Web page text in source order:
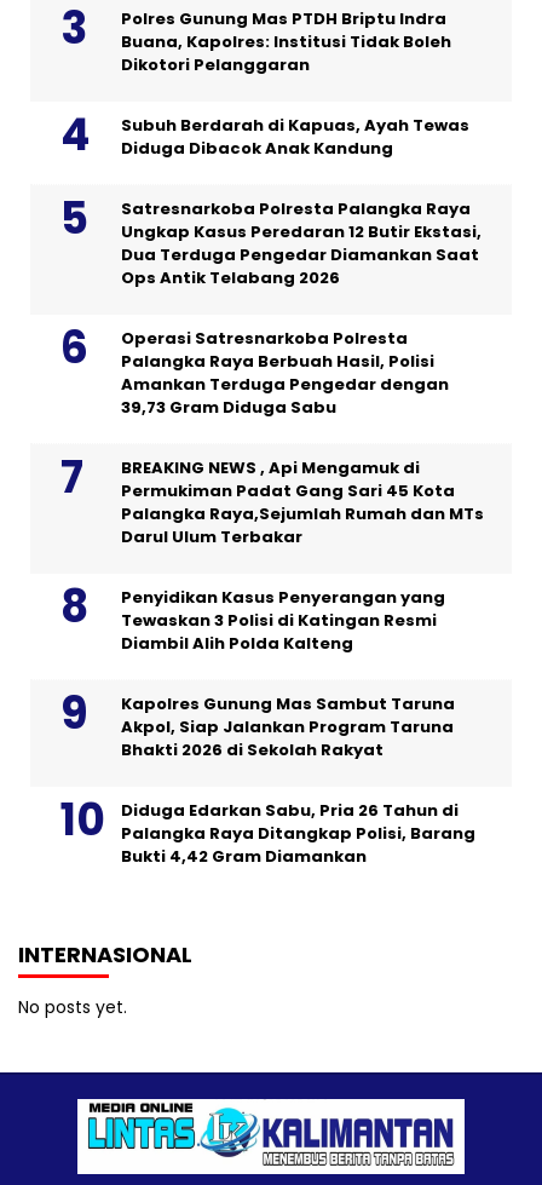
Polres Gunung Mas PTDH Briptu Indra
Buana, Kapolres: Institusi Tidak Boleh
Dikotori Pelanggaran
Subuh Berdarah di Kapuas, Ayah Tewas
Diduga Dibacok Anak Kandung
Satresnarkoba Polresta Palangka Raya
Ungkap Kasus Peredaran 12 Butir Ekstasi,
Dua Terduga Pengedar Diamankan Saat
Ops Antik Telabang 2026
Operasi Satresnarkoba Polresta
Palangka Raya Berbuah Hasil, Polisi
Amankan Terduga Pengedar dengan
39,73 Gram Diduga Sabu
BREAKING NEWS , Api Mengamuk di
Permukiman Padat Gang Sari 45 Kota
Palangka Raya,Sejumlah Rumah dan MTs
Darul Ulum Terbakar
Penyidikan Kasus Penyerangan yang
Tewaskan 3 Polisi di Katingan Resmi
Diambil Alih Polda Kalteng
Kapolres Gunung Mas Sambut Taruna
Akpol, Siap Jalankan Program Taruna
Bhakti 2026 di Sekolah Rakyat
Diduga Edarkan Sabu, Pria 26 Tahun di
Palangka Raya Ditangkap Polisi, Barang
Bukti 4,42 Gram Diamankan
INTERNASIONAL
No posts yet.